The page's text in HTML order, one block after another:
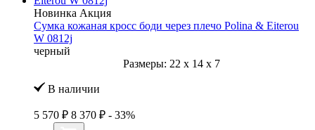
Новинка Акция
Сумка кожаная кросс боди через плечо Polina & Eiterou
W 0812j
черный
Размеры: 22 x 14 x 7
В наличии
5 570 ₽ 8 370 ₽ - 33%